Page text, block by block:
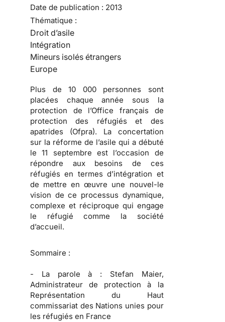
Date de publication : 2013
Thématique :
Droit d’asile
Intégration
Mineurs isolés étrangers
Europe
Plus de 10 000 personnes sont
placées chaque année sous la
protection de l’Office français de
protection des réfugiés et des
apatrides (Ofpra). La concertation
sur la réforme de l’asile qui a débuté
le 11 septembre est l’occasion de
répondre aux besoins de ces
réfugiés en termes d’intégration et
de mettre en œuvre une nouvel-le
vision de ce processus dynamique,
complexe et réciproque qui engage
le réfugié comme la société
d’accueil.
Sommaire :
- La parole à : Stefan Maier,
Administrateur de protection à la
Représentation du Haut
commissariat des Nations unies pour
les réfugiés en France